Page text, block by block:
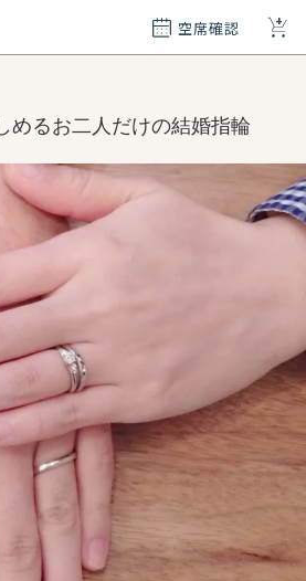
空席確認 +
めるお二人だけの結婚指輪